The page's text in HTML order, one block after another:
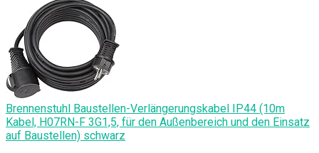
Brennenstuhl Baustellen-Verlängerungskabel IP44 (10m
Kabel, H07RN-F 3G1,5, für den Außenbereich und den Einsatz
auf Baustellen) schwarz